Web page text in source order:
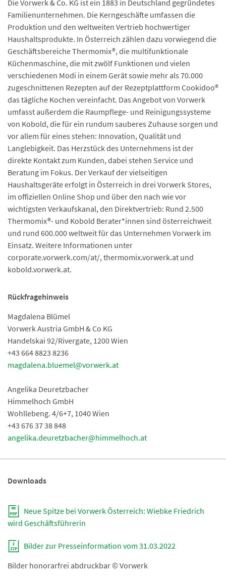
Die Vorwerk & Co. KG ist ein 1883 in Deutschland gegründetes
Familienunternehmen. Die Kerngeschäfte umfassen die
Produktion und den weltweiten Vertrieb hochwertiger
Haushaltsprodukte. In Österreich zählen dazu vorwiegend die
Geschäftsbereiche Thermomix®, die multifunktionale
Küchenmaschine, die mit zwölf Funktionen und vielen
verschiedenen Modi in einem Gerät sowie mehr als 70.000
zugeschnittenen Rezepten auf der Rezeptplattform Cookidoo®
das tägliche Kochen vereinfacht. Das Angebot von Vorwerk
umfasst außerdem die Raumpflege- und Reinigungssysteme
von Kobold, die für ein rundum sauberes Zuhause sorgen und
vor allem für eines stehen: Innovation, Qualität und
Langlebigkeit. Das Herzstück des Unternehmens ist der
direkte Kontakt zum Kunden, dabei stehen Service und
Beratung im Fokus. Der Verkauf der vielseitigen
Haushaltsgeräte erfolgt in Österreich in drei Vorwerk Stores,
im offiziellen Online Shop und über den nach wie vor
wichtigsten Verkaufskanal, den Direktvertrieb: Rund 2.500
Thermomix®- und Kobold Berater*innen sind österreichweit
und rund 600.000 weltweit für das Unternehmen Vorwerk im
Einsatz. Weitere Informationen unter
corporate.vorwerk.com/at/, thermomix.vorwerk.at und
kobold.vorwerk.at.
Rückfragehinweis
Magdalena Blümel
Vorwerk Austria GmbH & Co KG
Handelskai 92/Rivergate, 1200 Wien
+43 664 8823 8236
magdalena.bluemel@vorwerk.at
Angelika Deuretzbacher
Himmelhoch GmbH
Wohllebeng. 4/6+7, 1040 Wien
+43 676 37 38 848
angelika.deuretzbacher@himmelhoch.at
Downloads
Neue Spitze bei Vorwerk Österreich: Wiebke Friedrich
wird Geschäftsführerin
Bilder zur Presseinformation vom 31.03.2022
Bilder honorarfrei abdruckbar © Vorwerk